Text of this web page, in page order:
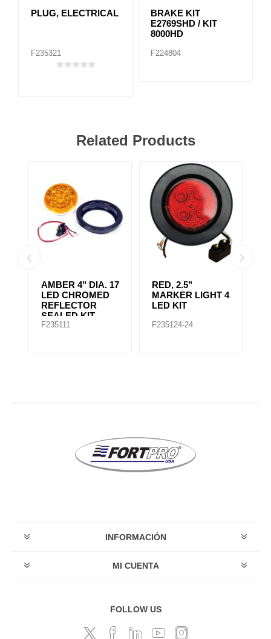
PLUG, ELECTRICAL
F235321
BRAKE KIT
E2769SHD / KIT
8000HD
F224804
Related Products
AMBER CLEAR,
4IN DIA. 10 LED
SEALED
F235167
4" RED 10 LED
LIGHT
F235148
INFORMACIÓN
MI CUENTA
FOLLOW US